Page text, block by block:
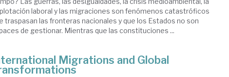
laboral y las migraciones son fenómenos catastróficos
traspasan las fronteras nacionales y que los Estados no son
de gestionar. Mientras que las constituciones ...
Migrations and Global